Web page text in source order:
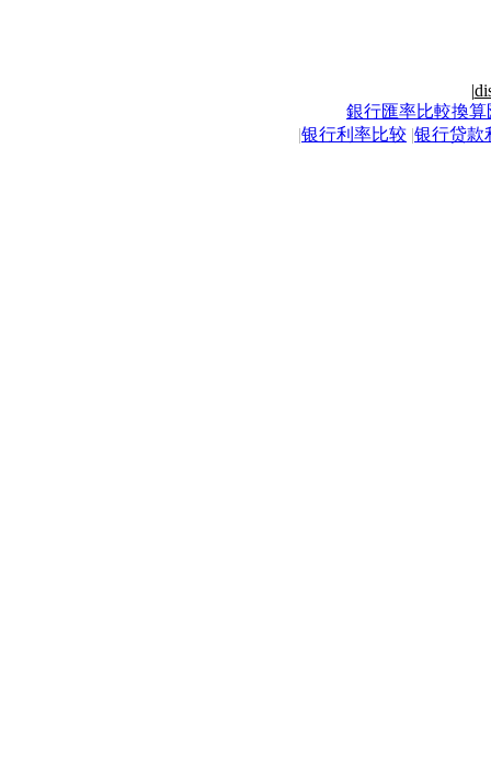
|
銀行匯率比較換算
|银行利率比较 |银行贷款